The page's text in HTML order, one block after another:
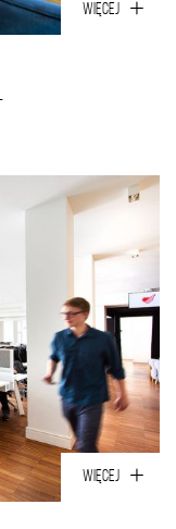
WIĘCEJ
WIĘCEJ